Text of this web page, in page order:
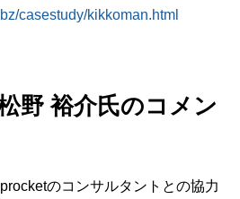
casestudy/kikkoman.html
野 裕介氏のコメン
のコンサルタントとの協力